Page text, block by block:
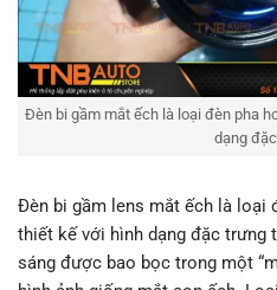
Đèn bi gầm mắt ếch là loại đèn pha
dạng
Đèn bi gầm lens mắt ếch là loại
thiết kế với hình dạng đặc trưng
sáng được bao bọc trong một